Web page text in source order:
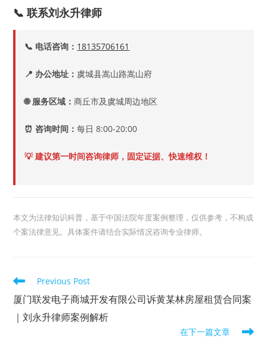
📞 联系刘永升律师
📞 电话咨询： 18135706161
📍 办公地址： 虞城县嵩山路嵩山府
🌐 服务区域：商丘市及虞城周边地区
⏰ 咨询时间：每日 8:00-20:00
💡 建议第一时间咨询律师，固定证据、快速维权！
本文为法律知识科普，基于中国法院年度案例整理，仅供参考，不构成
个案法律意见。具体案件请结合实际情况咨询专业律师。
Read
more
articles
Previous Post
厦门联发电子商城开发有限公司诉黄某林房屋租赁合同案
｜刘永升律师案例解析
在下一篇文章